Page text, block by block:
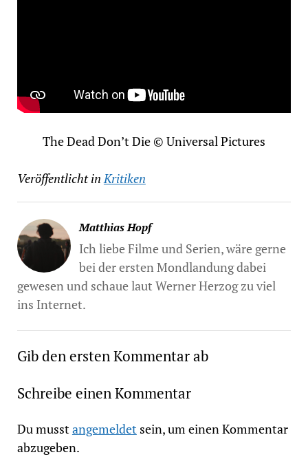
The Dead Don’t Die © Universal Pictures
Veröffentlicht in Kritiken
Matthias Hopf
Ich liebe Filme und Serien, wäre gerne
bei der ersten Mondlandung dabei
gewesen und schaue laut Werner Herzog zu viel
ins Internet.
Gib den ersten Kommentar ab
Schreibe einen Kommentar
Du musstangemeldetsein, um einen Kommentar
abzugeben.